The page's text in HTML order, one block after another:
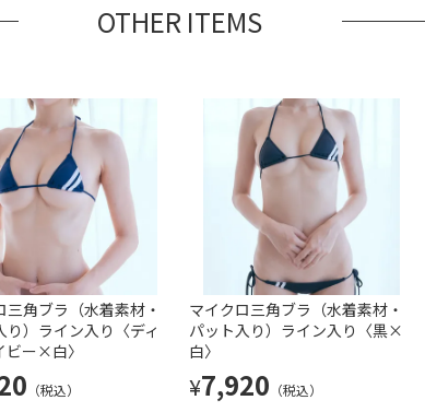
OTHER ITEMS
三角ブラ（水着素材・
り）ライン入り〈ディ
ビー×白〉
（税込）
マイクロ三角ブラ（水着素材・
パット入り）ライン入り〈黒×
白〉
¥7,920 （税込）